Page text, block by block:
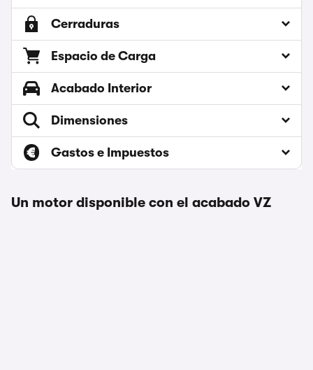
Cerraduras
Espacio de Carga
Acabado Interior
Dimensiones
Gastos e Impuestos
Un motor disponible con el acabado VZ